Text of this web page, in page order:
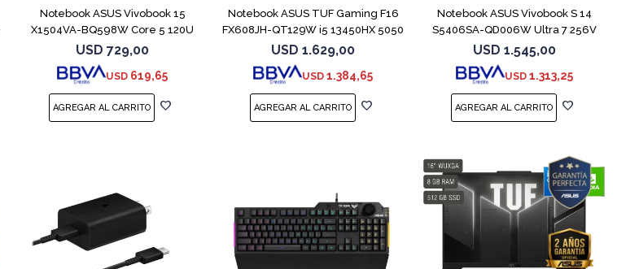
Notebook ASUS Vivobook 15
X1504VA-BQ598W Core 5 120U
512GB
USD 729,00
USD 619,65
Notebook ASUS TUF Gaming F16
FX608JH-QT129W i5 13450HX 5050
USD 1.629,00
USD 1.384,65
Notebook ASUS Vivobook S 14
S5406SA-QD006W Ultra 7 256V
1TB
USD 1.545,00
USD 1.313,25